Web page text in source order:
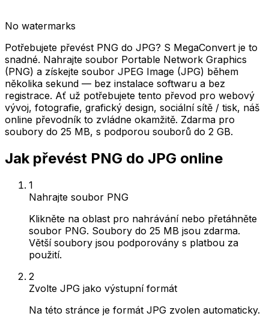
No watermarks
Potřebujete převést PNG do JPG? S MegaConvert je to
snadné. Nahrajte soubor Portable Network Graphics
(PNG) a získejte soubor JPEG Image (JPG) během
několika sekund — bez instalace softwaru a bez
registrace. Ať už potřebujete tento převod pro webový
vývoj, fotografie, grafický design, sociální sítě / tisk, náš
online převodník to zvládne okamžitě. Zdarma pro
soubory do 25 MB, s podporou souborů do 2 GB.
Jak převést PNG do JPG online
1
Nahrajte soubor PNG
Klikněte na oblast pro nahrávání nebo přetáhněte
soubor PNG. Soubory do 25 MB jsou zdarma.
Větší soubory jsou podporovány s platbou za
použití.
2
Zvolte JPG jako výstupní formát
Na této stránce je formát JPG zvolen automaticky.